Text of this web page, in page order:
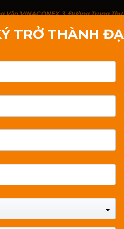
Văn VINACONEX 3, Đường Trung
TRỞ THÀNH